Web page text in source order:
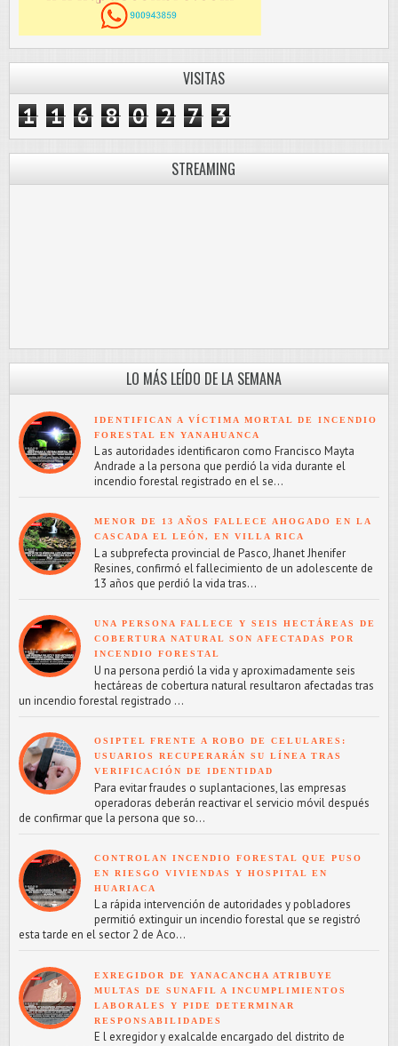
VISITAS
1 1 6 8 0 2 7 3
STREAMING
LO MÁS LEÍDO DE LA SEMANA
IDENTIFICAN A VÍCTIMA MORTAL DE INCENDIO
FORESTAL EN YANAHUANCA
L as autoridades identificaron como Francisco Mayta
Andrade a la persona que perdió la vida durante el
incendio forestal registrado en el se...
MENOR DE 13 AÑOS FALLECE AHOGADO EN LA
CASCADA EL LEÓN, EN VILLA RICA
L a subprefecta provincial de Pasco, Jhanet Jhenifer
Resines, confirmó el fallecimiento de un adolescente de
13 años que perdió la vida tras...
UNA PERSONA FALLECE Y SEIS HECTÁREAS DE
COBERTURA NATURAL SON AFECTADAS POR
INCENDIO FORESTAL
U na persona perdió la vida y aproximadamente seis
hectáreas de cobertura natural resultaron afectadas tras
un incendio forestal registrado ...
OSIPTEL FRENTE A ROBO DE CELULARES:
USUARIOS RECUPERARÁN SU LÍNEA TRAS
VERIFICACIÓN DE IDENTIDAD
Para evitar fraudes o suplantaciones, las empresas
operadoras deberán reactivar el servicio móvil después
de confirmar que la persona que so...
CONTROLAN INCENDIO FORESTAL QUE PUSO
EN RIESGO VIVIENDAS Y HOSPITAL EN
HUARIACA
L a rápida intervención de autoridades y pobladores
permitió extinguir un incendio forestal que se registró
esta tarde en el sector 2 de Aco...
EXREGIDOR DE YANACANCHA ATRIBUYE
MULTAS DE SUNAFIL A INCUMPLIMIENTOS
LABORALES Y PIDE DETERMINAR
RESPONSABILIDADES
E l exregidor y exalcalde encargado del distrito de